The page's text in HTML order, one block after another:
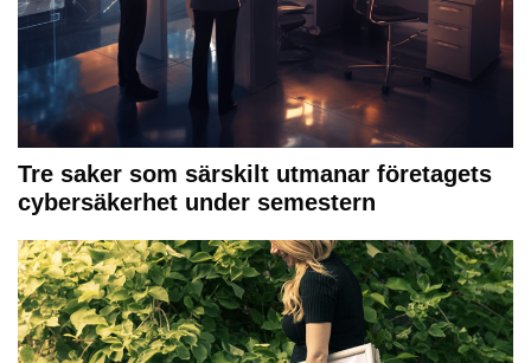
Tre saker som särskilt utmanar företagets
cybersäkerhet under semestern